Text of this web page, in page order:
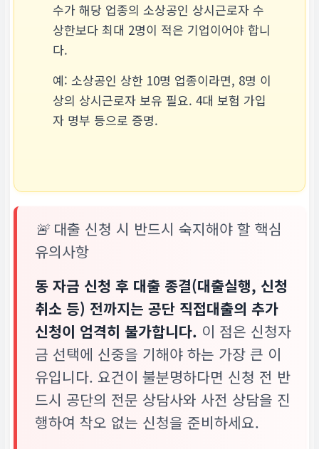
수가 해당 업종의 소상공인 상시근로자 수
상한보다 최대 2명이 적은 기업이어야 합니
다.
예: 소상공인 상한 10명 업종이라면, 8명 이
상의 상시근로자 보유 필요. 4대 보험 가입
자 명부 등으로 증명.
🚨 대출 신청 시 반드시 숙지해야 할 핵심
유의사항
동 자금 신청 후 대출 종결(대출실행, 신청
취소 등) 전까지는 공단 직접대출의 추가
신청이 엄격히 불가합니다. 이 점은 신청자
금 선택에 신중을 기해야 하는 가장 큰 이
유입니다. 요건이 불분명하다면 신청 전 반
드시 공단의 전문 상담사와 사전 상담을 진
행하여 착오 없는 신청을 준비하세요.